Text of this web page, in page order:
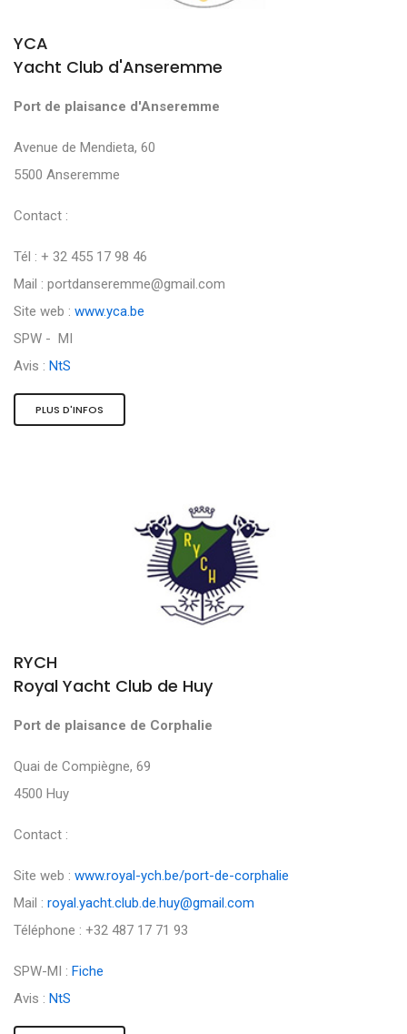
YCA
Yacht Club d'Anseremme
Port de plaisance d'Anseremme
Avenue de Mendieta, 60
5500 Anseremme
Contact :
Tél : + 32 455 17 98 46
Mail : portdanseremme@gmail.com
Site web : www.yca.be
SPW - MI
Avis : NtS
PLUS D'INFOS
RYCH
Royal Yacht Club de Huy
Port de plaisance de Corphalie
Quai de Compiègne, 69
4500 Huy
Contact :
Site web : www.royal-ych.be/port-de-corphalie
Mail : royal.yacht.club.de.huy@gmail.com
Téléphone : +32 487 17 71 93
SPW-MI : Fiche
Avis : NtS